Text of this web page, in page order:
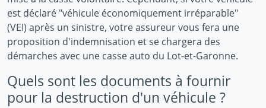
est déclaré "véhicule économiquement irréparable"
(VEI) après un sinistre, votre assureur vous fera une
proposition d'indemnisation et se chargera des
démarches avec une casse auto du Lot-et-Garonne.
Quels sont les documents à fournir
pour la destruction d'un véhicule ?